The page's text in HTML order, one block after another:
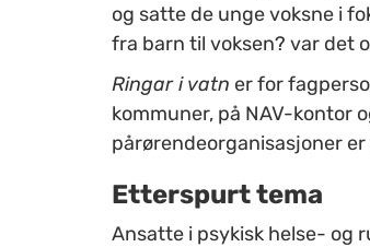
og satte de unge voksne i
fra barn til voksen? var det
Ringar i vatn er for
kommuner, på NAV-kontor
pårørendeorganisasjoner
Etterspurt tema
Ansatte i psykisk helse- og